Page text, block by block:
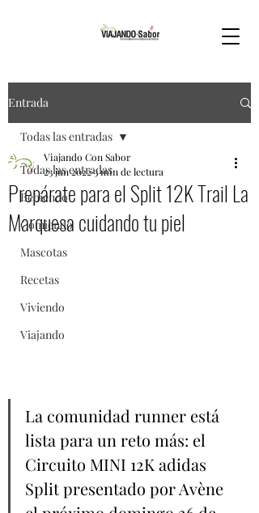
Entrada
Todas las entradas
Bebiendo
Comiendo
Mascotas
Recetas
Viviendo
Viajando
Todas las entradas
Prepárate para el Split 12K Trail La
Marquesa cuidando tu piel
Viajando Con Sabor
23 jun 20223 min de lectura
La comunidad runner está
lista para un reto más: el
Circuito MINI 12K adidas
Split presentado por Avène